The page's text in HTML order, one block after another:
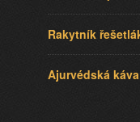
Rakytník
Ajurvédská